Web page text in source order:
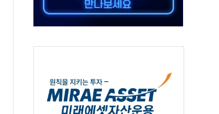
광 착공…여의도 1.6배 규모